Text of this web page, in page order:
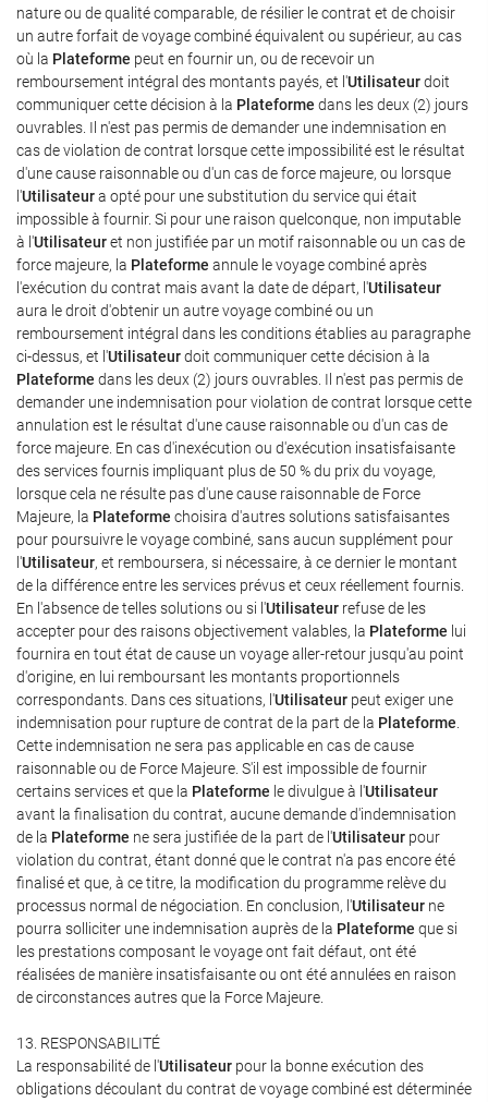
nature ou de qualité comparable, de résilier le contrat et de choisir
un autre forfait de voyage combiné équivalent ou supérieur, au cas
où la Plateforme peut en fournir un, ou de recevoir un
remboursement intégral des montants payés, et l'Utilisateurdoit
communiquer cette décision à la Plateforme dans les deux (2) jours
ouvrables. Il n'est pas permis de demander une indemnisation en
cas de violation de contrat lorsque cette impossibilité est le résultat
d'une cause raisonnable ou d'un cas de force majeure, ou lorsque
l'Utilisateura opté pour une substitution du service qui était
impossible à fournir. Si pour une raison quelconque, non imputable
à l'Utilisateuret non justifiée par un motif raisonnable ou un cas de
force majeure, la Plateforme annule le voyage combiné après
l'exécution du contrat mais avant la date de départ, l'Utilisateur
aura le droit d'obtenir un autre voyage combiné ou un
remboursement intégral dans les conditions établies au paragraphe
ci-dessus, et l'Utilisateurdoit communiquer cette décision à la
Plateforme dans les deux (2) jours ouvrables. Il n'est pas permis de
demander une indemnisation pour violation de contrat lorsque cette
annulation est le résultat d'une cause raisonnable ou d'un cas de
force majeure. En cas d'inexécution ou d'exécution insatisfaisante
des services fournis impliquant plus de 50 % du prix du voyage,
lorsque cela ne résulte pas d'une cause raisonnable de Force
Majeure, la Plateforme choisira d'autres solutions satisfaisantes
pour poursuivre le voyage combiné, sans aucun supplément pour
l'Utilisateur, et remboursera, si nécessaire, à ce dernier le montant
de la différence entre les services prévus et ceux réellement fournis.
En l'absence de telles solutions ou si l'Utilisateur refuse de les
accepter pour des raisons objectivement valables, la Plateforme lui
fournira en tout état de cause un voyage aller-retour jusqu'au point
d'origine, en lui remboursant les montants proportionnels
correspondants. Dans ces situations, l'Utilisateur peut exiger une
indemnisation pour rupture de contrat de la part de la Plateforme
Cette indemnisation ne sera pas applicable en cas de cause
raisonnable ou de Force Majeure. S'il est impossible de fournir
certains services et que la Plateforme le divulgue à l'Utilisateur
avant la finalisation du contrat, aucune demande d'indemnisation
de la Plateforme ne sera justifiée de la part de l'Utilisateur pour
violation du contrat, étant donné que le contrat n'a pas encore été
finalisé et que, à ce titre, la modification du programme relève du
processus normal de négociation. En conclusion, l'Utilisateur ne
pourra solliciter une indemnisation auprès de la Plateforme que si
les prestations composant le voyage ont fait défaut, ont été
réalisées de manière insatisfaisante ou ont été annulées en raison
de circonstances autres que la Force Majeure.
13. RESPONSABILITÉ
La responsabilité de l'Utilisateur pour la bonne exécution des
obligations découlant du contrat de voyage combiné est déterminée